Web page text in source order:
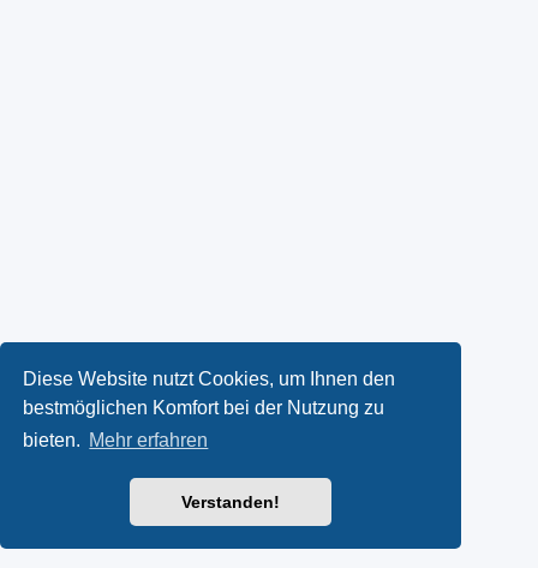
Diese Website nutzt Cookies, um Ihnen den
bestmöglichen Komfort bei der Nutzung zu
bieten. Mehr erfahren
Verstanden!